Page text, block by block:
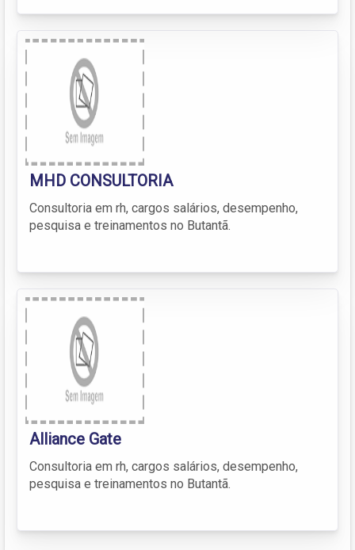
MHD CONSULTORIA
Consultoria em rh, cargos salários, desempenho,
pesquisa e treinamentos no Butantã.
Alliance Gate
Consultoria em rh, cargos salários, desempenho,
pesquisa e treinamentos no Butantã.